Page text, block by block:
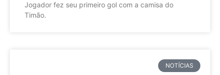
Jogador fez seu primeiro gol com a camisa do
Timão.
NOTÍCIAS